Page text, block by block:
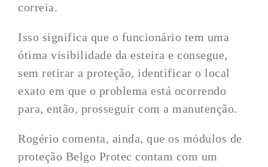
correia.
Isso significa que o funcionário tem uma
ótima visibilidade da esteira e consegue,
sem retirar a proteção, identificar o local
exato em que o problema está ocorrendo
para, então, prosseguir com a manutenção.
Rogério comenta, ainda, que os módulos de
proteção Belgo Protec contam com um